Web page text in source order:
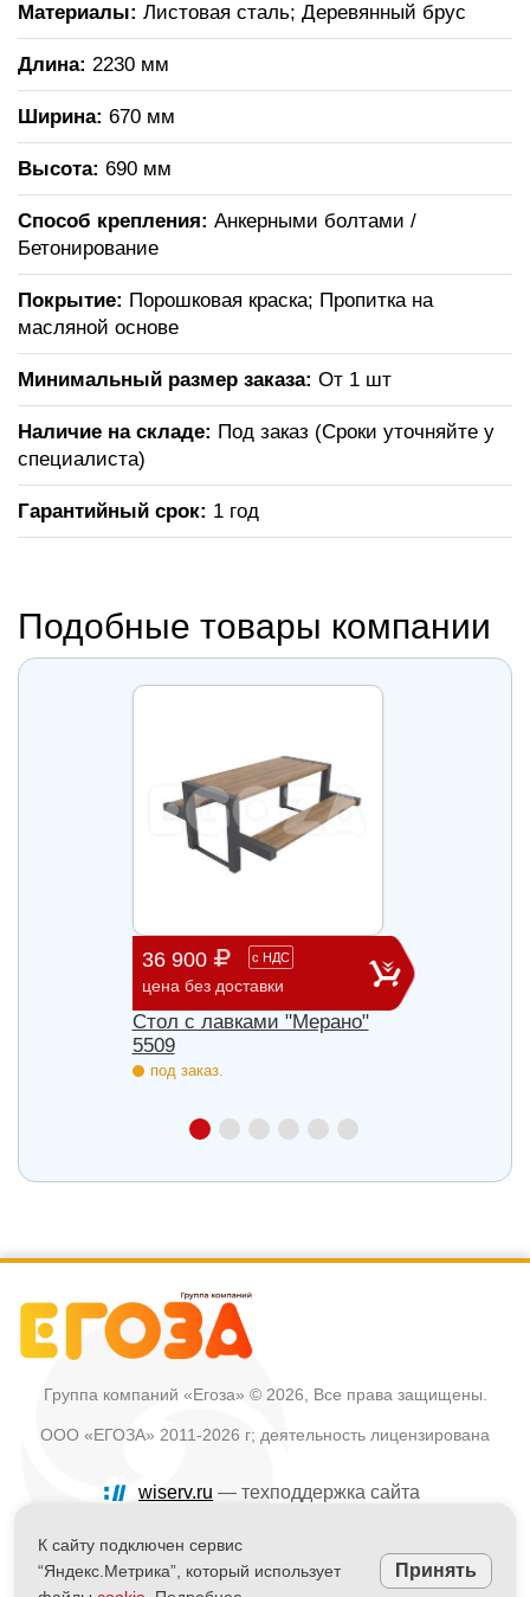
Материалы: Листовая сталь; Деревянный брус
Длина: 2230 мм
Ширина: 670 мм
Высота: 690 мм
Способ крепления: Анкерными болтами /
Бетонирование
Покрытие: Порошковая краска; Пропитка на
масляной основе
Минимальный размер заказа: От 1 шт
Наличие на складе: Под заказ (Сроки уточняйте у
специалиста)
Гарантийный срок: 1 год
Подобные товары компании
36 900 с НДС
цена без доставки
Стол с лавками "Мерано"
5509
под заказ.
Группа компаний «Егоза» © 2026, Все права защищены.
ООО «ЕГОЗА» 2011-2026 г; деятельность лицензирована
wiserv.ru — техподдержка сайта
Политика в отношении обработки персональных данных
Информация на сайте не является публичной офертой
К сайту подключен сервис
“Яндекс.Метрика”, который использует
Принять